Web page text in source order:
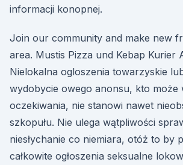
informacji konopnej.
Join our community and make new
area. Mustis Pizza und Kebap Kurier
Nielokalna ogloszenia towarzyskie
wydobycie owego anonsu, kto może
oczekiwania, nie stanowi nawet
szkopułu. Nie ulega wątpliwości
niesłychanie co niemiara, otóż to by
całkowite ogłoszenia seksualne